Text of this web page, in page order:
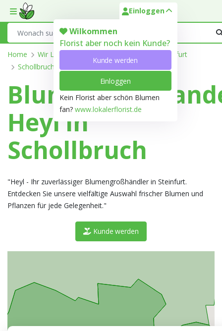
Toggle mobile menu
Einloggen
Wilkommen
Florist aber noch kein Kunde?
Kunde werden
Einloggen
Kein Florist aber schön Blumen
fan? www.lokalerflorist.de
Home Wir Liefern
Steinfurt
Schollbruch
Heyl in
Schollbruch
"Heyl - Ihr zuverlässiger Blumengroßhändler in Steinfurt.
Entdecken Sie unsere vielfältige Auswahl frischer Blumen und
Pflanzen für jede Gelegenheit."
Kunde werden